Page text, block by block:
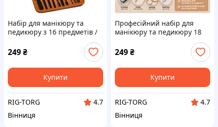
Набір для манікюру та
педикюру з 16 предметів /
інструментів 16 в 1 з
нержавіючої сталі у футлярі
249₴
Купити
RIG-TORG
4.7
Вінниця
Професійний набір для
манікюру та педикюру 18
249₴
Купити
RIG-TORG
4.7
Вінниця